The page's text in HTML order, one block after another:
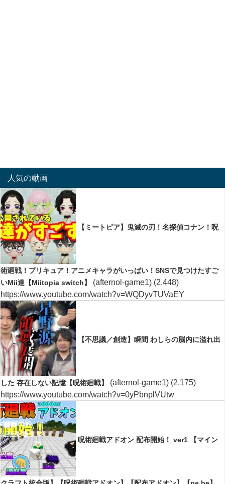
人気の動画
【ミートピア】鬼滅の刃！名探偵コナン！呪
術廻戦！プリキュア！アニメキャラがいっぱい！SNSで見つけたすご
いMii達【Miitopia switch】
(afternol-game1) (2,448)
https://www.youtube.com/watch?v=WQDyvTUVaEY
【不思議／創造】瞬間 わしらの脳内に溢れ出
した 存在しない記憶【呪術廻戦】 (afternol-game1) (2,175)
https://www.youtube.com/watch?v=0yPbnplVUtw
呪術廻戦アドオン 配布開始！ ver1 【マイン